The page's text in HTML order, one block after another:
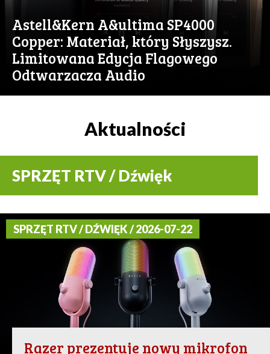
Astell&Kern A&ultima SP4000
Copper: Materiał, który Słyszysz.
Limitowana Edycja Flagowego
Odtwarzacza Audio
Aktualności
SPRZĘT RTV / Dźwięk
SPRZĘT RTV / DŹWIĘK / 2026-07-22
Razer prezentuje nowy mikrofon